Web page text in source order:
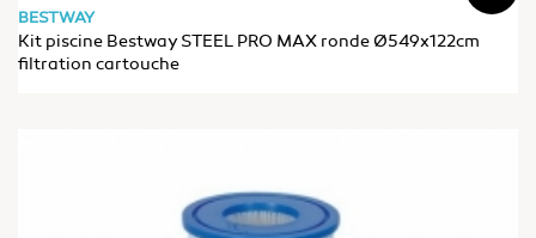
BESTWAY
Kit piscine Bestway STEEL PRO MAX ronde Ø549x122cm
filtration cartouche